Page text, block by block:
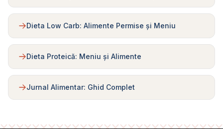
Dieta Low Carb: Alimente Permise și Meniu
Dieta Proteică: Meniu și Alimente
Jurnal Alimentar: Ghid Complet